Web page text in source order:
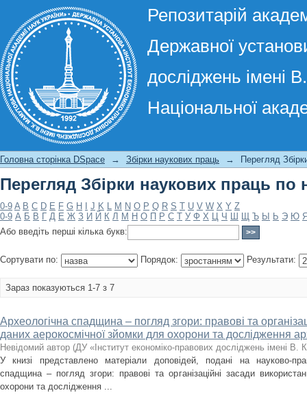
Репозитарій
Державної
досліджень імені
Національної
Перегляд Збірки наукових праць по
Головна сторінка DSpace → Збірки наукових праць → Перегляд
Перегляд Збірки наукових праць по
0-9 A B C D E F G H J K L M N O P Q R S T U V W X Y Z
0-9 А Б В Г Д Е Ж З И Й К Л М Н О П Р С Т У Ф Х Ц Ч Ш Щ Ъ Ы Ь Э Ю
Або введіть перші кілька букв:
Сортувати по: Порядок: Результати:
Зараз показуються 1-7 з 7
Археологічна спадщина – погляд згори: правові та
даних аерокосмічної зйомки для охорони та дослідження
Невідомий автор (ДУ «Інститут економіко-правових досліджень імені
У книзі представлено матеріали доповідей, подані на науково-
спадщина – погляд згори: правові та організаційні засади
охорони та дослідження ...